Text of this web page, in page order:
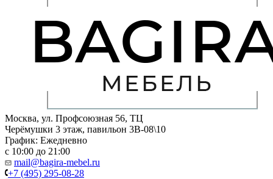
Москва, ул. Профсоюзная 56, ТЦ
Черёмушки 3 этаж, павильон 3В-08\10
График: Ежедневно
с 10:00 до 21:00
mail@bagira-mebel.ru
+7 (495) 295-08-28